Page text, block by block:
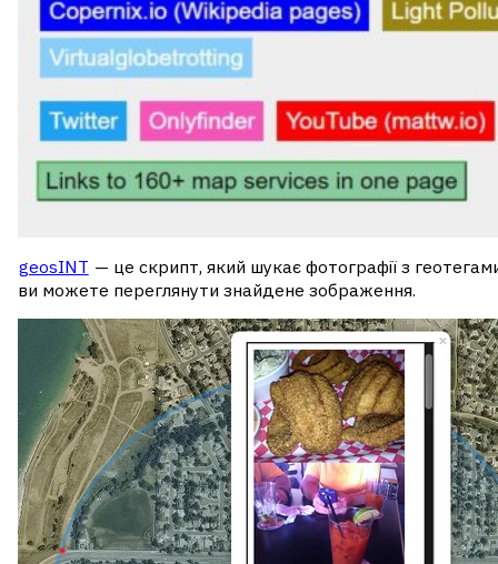
geosINT — це скрипт, який шукає фотографії з
ви можете переглянути знайдене зображення.